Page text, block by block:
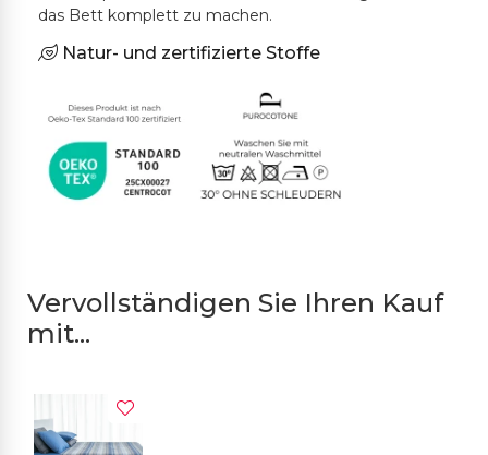
das Bett komplett zu machen.
Natur- und zertifizierte Stoffe
Vervollständigen Sie Ihren Kauf
mit...